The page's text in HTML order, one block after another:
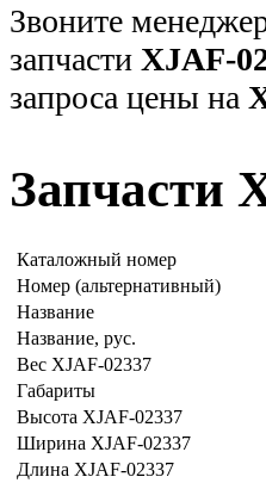
Звоните
запчасти XJAF-
запроса цены на
Запчасти
Каталожный номер
Номер (альтернативный)
Название
Название, рус.
Вес XJAF-02337
Габариты
Высота XJAF-02337
Ширина XJAF-02337
Длина XJAF-02337